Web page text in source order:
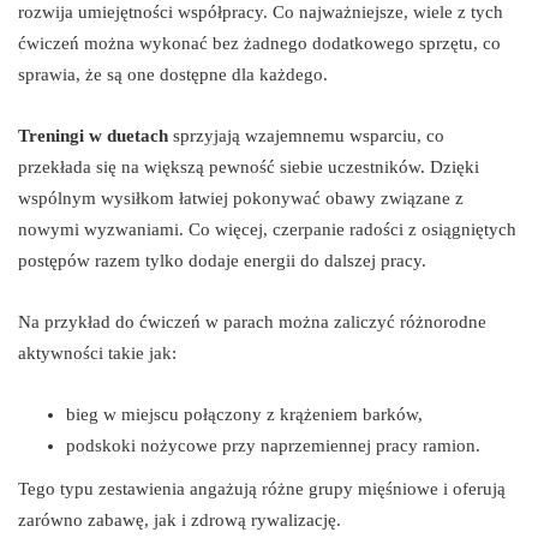
rozwija umiejętności współpracy. Co najważniejsze, wiele z tych
ćwiczeń można wykonać bez żadnego dodatkowego sprzętu, co
sprawia, że są one dostępne dla każdego.
Treningi w duetach sprzyjają wzajemnemu wsparciu, co
przekłada się na większą pewność siebie uczestników. Dzięki
wspólnym wysiłkom łatwiej pokonywać obawy związane z
nowymi wyzwaniami. Co więcej, czerpanie radości z osiągniętych
postępów razem tylko dodaje energii do dalszej pracy.
Na przykład do ćwiczeń w parach można zaliczyć różnorodne
aktywności takie jak:
bieg w miejscu połączony z krążeniem barków,
podskoki nożycowe przy naprzemiennej pracy ramion.
Tego typu zestawienia angażują różne grupy mięśniowe i oferują
zarówno zabawę, jak i zdrową rywalizację.